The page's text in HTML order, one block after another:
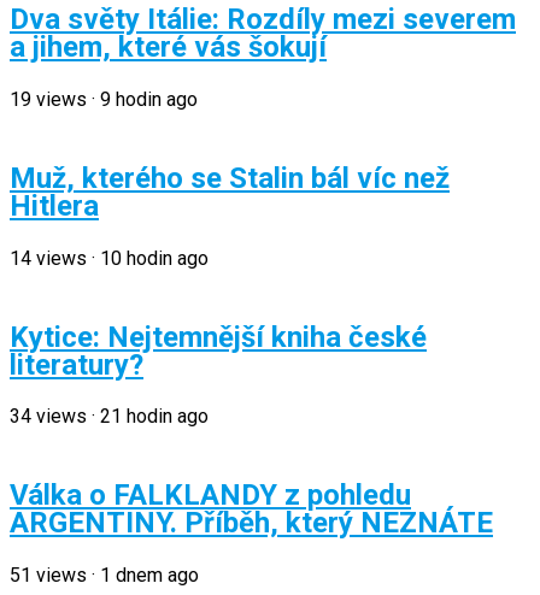
Dva světy Itálie: Rozdíly mezi severem
a jihem, které vás šokují
19 views · 9 hodin ago
Muž, kterého se Stalin bál víc než
Hitlera
14 views · 10 hodin ago
Kytice: Nejtemnější kniha české
literatury?
34 views · 21 hodin ago
Válka o FALKLANDY z pohledu
ARGENTINY. Příběh, který NEZNÁTE
51 views · 1 dnem ago